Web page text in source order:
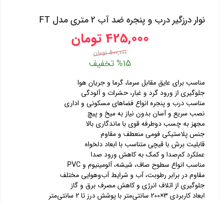
نوار درزگیر درب و پنجره ضد آب 2 متری مدل FT
425,000 تومان
500,000 تومان
%15 تخفیف
مناسب برای عایق مقابل سرما، گرما و جریان هوا
جلوگیری از ورود گرد و غبار، حشرات و آلودگی
مناسب درب و پنجره انواع فضاهای مسکونی و اداری
نصب سریع و آسان بدون نیاز به میخ و پیچ
مجهز به چسب دوطرفه قوی با ماندگاری بالا
جنس پلاستیکی فومی منعطف و مقاوم
قابلیت برش با قیچی متناسب با ابعاد دلخواه
عملکرد کم‌صدا و کمک به کاهش ورود صدا
مناسب انواع سطوح صاف، شیشه، آلومینیوم و PVC
مقاوم در برابر رطوبت، آب و شرایط آب‌وهوایی مختلف
جلوگیری از اتلاف انرژی و کاهش مصرف برق و گاز
ابعاد کاربردی 3×200 سانتی‌متر با پوشش درز تا 2 سانتی‌متر